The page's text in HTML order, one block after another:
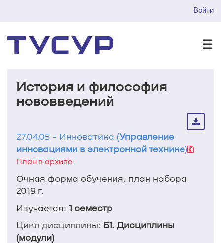
Войти
☰
История и философия
нововведений
27.04.05 - Инноватика (Управление
инновациями в электронной технике)
План в архиве
Очная форма обучения, план набора
2019 г.
Изучается: 1 семестр
Цикл дисциплины: Б1. Дисциплины
(модули)